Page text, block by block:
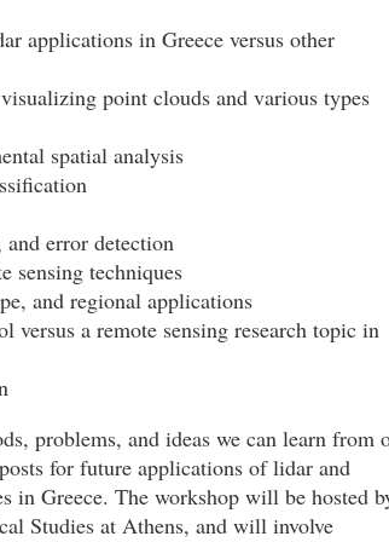
applications in Greece versus other
point clouds and various types
spatial analysis
error detection
sensing techniques
and regional applications
versus a remote sensing research topic in
problems, and ideas we can learn from
for future applications of lidar and
in Greece. The workshop will be hosted
Studies at Athens, and will involve